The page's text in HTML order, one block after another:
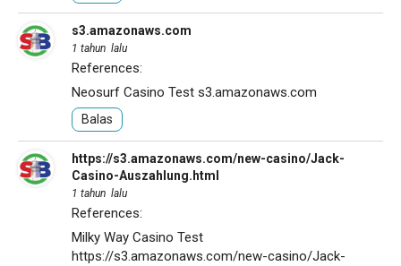
s3.amazonaws.com
1 tahun lalu
References:
Neosurf Casino Test s3.amazonaws.com
Balas
https://s3.amazonaws.com/new-casino/Jack-
Casino-Auszahlung.html
1 tahun lalu
References:
Milky Way Casino Test
https://s3.amazonaws.com/new-casino/Jack-